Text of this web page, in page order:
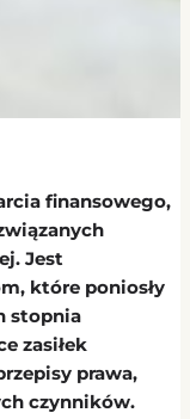
finansowego,
Jest
które poniosły
stopnia
zasiłek
prawa,
czynników.